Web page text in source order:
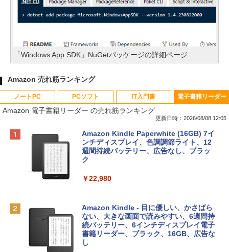
「Windows App SDK」NuGetパッケージの詳細ページ
Amazon 売れ筋ランキング
ノートPC
Apple 2026 MacBook Neo A18 Proチッ
プ搭載13インチノートブック：AIとAppl
e Intelligenceのために設計、Liquid Ret
inaディスプレイ、8GBユニファイドメモ
eTime HDカメラ - インディゴ
tomtoc 360°保護 15.6 16インチ パソコ
ンケース Dell NEC Lavie ASUS HP dyna
book Lenovo対応
PCソフト
Robloxギフトカード - 800 Robux 【限
定バーチャルアイテムを含む】 【オンラ
インゲームコード】 ロブロックス | オン
ラインコード版
￥1,300
Robloxギフトカード - 1000 Robux 【限
定バーチャルアイテムを含む】 【オンラ
インゲームコード】 ロブロックス |オン
ラインコード版
IT入門書
生成AIパスポート公式テキスト 第４版
￥1,766
出す プロンプトの言葉 AI画像生成シリー
ズ (はぴーイラストLabo)
￥480
電子書籍リーダー
Amazon 電子書籍リーダー の売れ筋ランキング
更新日時：2026/08/08 12:05
Amazon Kindle Paperwhite (16GB) 7イ
ンチディスプレイ、色調調節ライト、12
週間持続バッテリー、広告なし、ブラッ
ク
￥22,980
Amazon Kindle - 目に優しい、かさばら
ない、大きな画面で読みやすい、6週間持
続バッテリー、6インチディスプレイ電子
書籍リーダー、ブラック、16GB、広告な
し